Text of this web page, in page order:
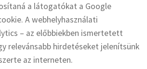
a látogatókat a Google
A webhelyhasználati
– az előbbiekben ismertetett
relevánsabb hirdetéseket jelenítsünk
az interneten.